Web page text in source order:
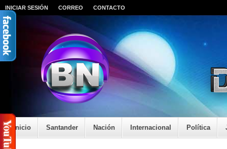
INICIAR SESIÓN CORREO CONTACTO
Inicio Santander Nación Internacional Política